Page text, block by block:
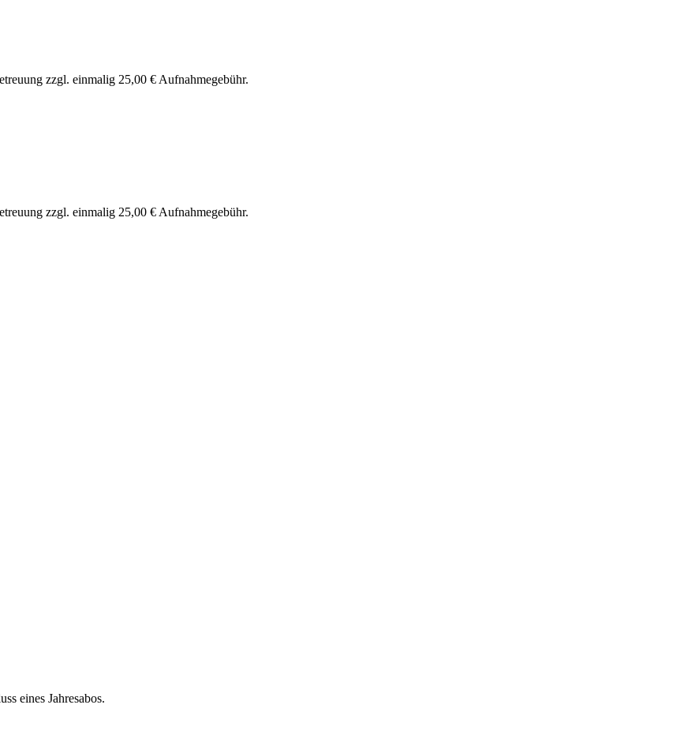
zzgl. einmalig 25,00 € Aufnahmegebühr.
zzgl. einmalig 25,00 € Aufnahmegebühr.
eines Jahresabos.